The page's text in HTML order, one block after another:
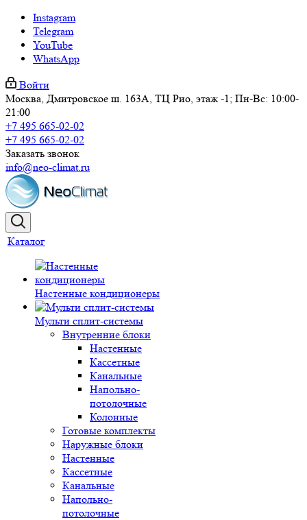
Instagram
Telegram
YouTube
WhatsApp
Войти
Москва, Дмитровское ш. 163А, ТЦ Рио, этаж -1; Пн-Вс: 10:00-
21:00
+7 495 665-02-02
+7 495 665-02-02
Заказать звонок
info@neo-climat.ru
Каталог
Настенные кондиционеры
Мульти сплит-системы
Внутренние блоки
Настенные
Кассетные
Канальные
Напольно-
потолочные
Колонные
Готовые комплекты
Наружные блоки
Настенные
Кассетные
Канальные
Напольно-
потолочные